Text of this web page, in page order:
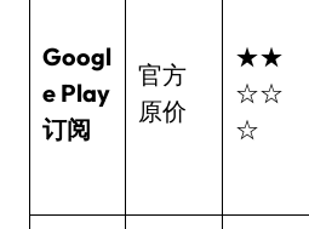
Googl
e Play
订阅
官方
原价
★★
☆☆
☆